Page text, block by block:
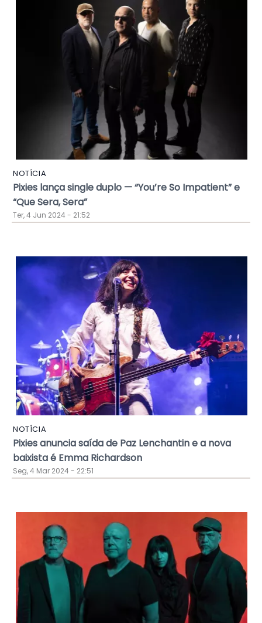
NOTÍCIA
Pixies lança single duplo — “You’re So Impatient” e
“Que Sera, Sera”
Ter, 4 Jun 2024 - 21:52
NOTÍCIA
Pixies anuncia saída de Paz Lenchantin e a nova
baixista é Emma Richardson
Seg, 4 Mar 2024 - 22:51